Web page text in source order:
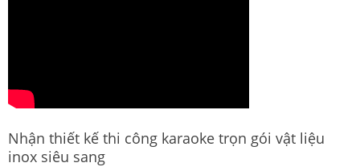
Nhận thiết kế thi công karaoke trọn gói vật liệu
inox siêu sang